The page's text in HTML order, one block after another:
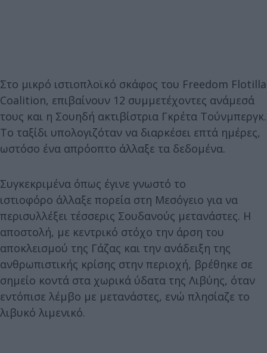
Στo μικρό ιστιοπλοϊκό σκάφος του Freedom Flotilla
Coalition, επιβαίνουν 12 συμμετέχοντες ανάμεσά
τους και η Σουηδή ακτιβίστρια Γκρέτα Tούνμπεργκ.
Το ταξίδι υπολογιζόταν να διαρκέσει επτά ημέρες,
ωστόσο ένα απρόοπτο άλλαξε τα δεδομένα.
Συγκεκριμένα όπως έγινε γνωστό το
ιστιοφόρο άλλαξε πορεία στη Μεσόγειο για να
περισυλλέξει τέσσερις Σουδανούς μετανάστες. Η
αποστολή, με κεντρικό στόχο την άρση του
αποκλεισμού της Γάζας και την ανάδειξη της
ανθρωπιστικής κρίσης στην περιοχή, βρέθηκε σε
σημείο κοντά στα χωρικά ύδατα της Λιβύης, όταν
εντόπισε λέμβο με μετανάστες, ενώ πλησίαζε το
λιβυκό λιμενικό.